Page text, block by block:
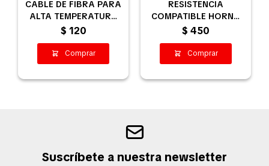
CABLE DE FIBRA PARA
ALTA TEMPERATURA
2,5MM
$ 120
RESISTENCIA
COMPATIBLE HORNO
DELNE 4 HORNALLAS
$ 450
Suscríbete a nuestra newsletter